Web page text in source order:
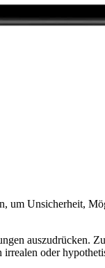
um Unsicherheit,
auszudrücken.
oder